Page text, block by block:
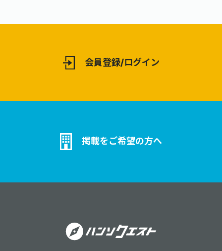
会員登録/ログイン
掲載をご希望の方へ